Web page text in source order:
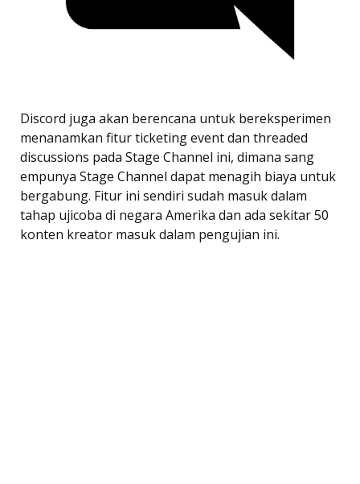
Discord juga akan berencana untuk bereksperimen
menanamkan fitur ticketing event dan threaded
discussions pada Stage Channel ini, dimana sang
empunya Stage Channel dapat menagih biaya untuk
bergabung. Fitur ini sendiri sudah masuk dalam
tahap ujicoba di negara Amerika dan ada sekitar 50
konten kreator masuk dalam pengujian ini.